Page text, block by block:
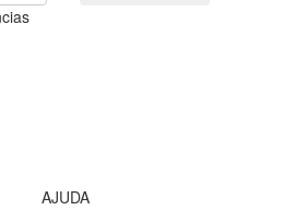
AJUDA